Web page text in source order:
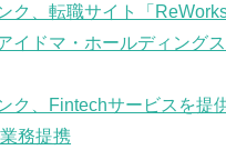
ク、転職サイト「
イドマ・ホールディング
ク、Fintechサービスを提
務提携